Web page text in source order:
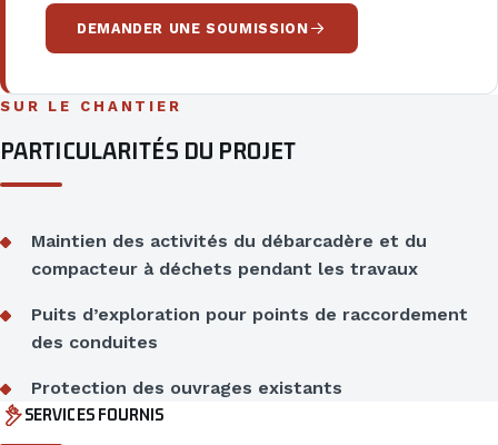
DEMANDER UNE SOUMISSION
SUR LE CHANTIER
PARTICULARITÉS DU PROJET
Maintien des activités du débarcadère et du
compacteur à déchets pendant les travaux
Puits d’exploration pour points de raccordement
des conduites
Protection des ouvrages existants
SERVICES FOURNIS